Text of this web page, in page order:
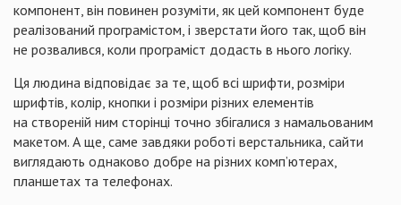
компонент, він повинен розуміти, як цей компонент буде
реалізований програмістом, і зверстати його так, щоб він
не розвалився, коли програміст додасть в нього логіку.
Ця людина відповідає за те, щоб всі шрифти, розміри
шрифтів, колір, кнопки і розміри різних елементів
на створеній ним сторінці точно збігалися з намальованим
макетом. А ще, саме завдяки роботі верстальника, сайти
виглядають однаково добре на різних комп’ютерах,
планшетах та телефонах.